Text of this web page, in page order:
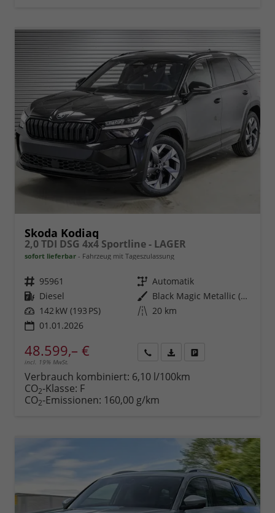
Skoda Kodiaq
2,0 TDI DSG 4x4 Sportline - LAGER
sofort lieferbar Fahrzeug mit Tageszulassung
Fahrzeugnr. 95961 Getriebe Automatik
Kraftstoff Diesel Außenfarbe
Black Magic Metallic (1Z)
Leistung 142 kW (193 PS) Kilometerstand 20 km
01.01.2026
48.599,– €
incl. 19% MwSt.
anfordern
Datei,
Verbrauch kombiniert: 6,10 l/100km
CO2-Klasse: F
CO2-Emissionen: 160,00 g/km